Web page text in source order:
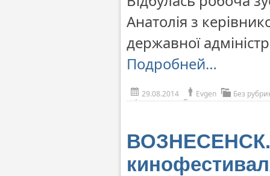
Анатолія з
державної
Подробней…
29.08.2014 Evgen Без
ВОЗНЕСЕНСК.